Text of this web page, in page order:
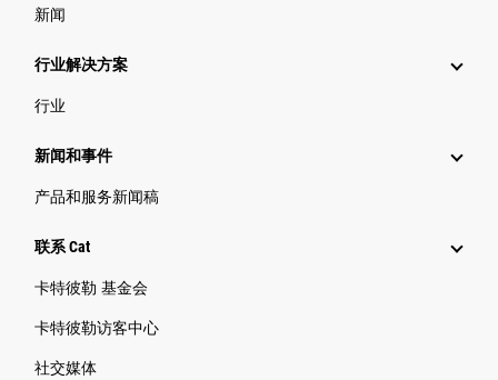
新闻
行业解决方案
行业
新闻和事件
产品和服务新闻稿
联系 Cat
卡特彼勒 基金会
卡特彼勒访客中心
社交媒体